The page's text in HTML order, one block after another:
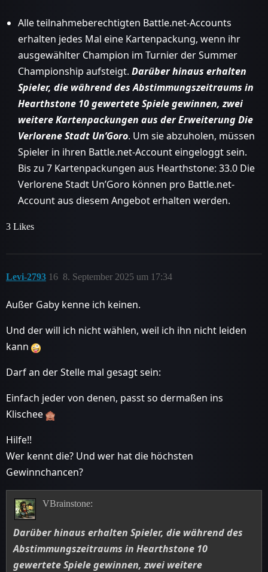
Alle teilnahmeberechtigten Battle.net-Accounts
erhalten jedes Mal eine Kartenpackung, wenn ihr
ausgewählter Champion im Turnier der Summer
Championship aufsteigt. Darüber hinaus erhalten
Spieler, die während des Abstimmungszeitraums in
Hearthstone 10 gewertete Spiele gewinnen, zwei
weitere Kartenpackungen aus der Erweiterung Die
Verlorene Stadt Un’Goro. Um sie abzuholen, müssen
Spieler in ihren Battle.net-Account eingeloggt sein.
Bis zu 7 Kartenpackungen aus Hearthstone: 33.0 Die
Verlorene Stadt Un’Goro können pro Battle.net-
Account aus diesem Angebot erhalten werden.
3 Likes
Levi-2793 8. September 2025 um 17:34
16
Außer Gaby kenne ich keinen.
Und der will ich nicht wählen, weil ich ihn nicht leiden
kann
Darf an der Stelle mal gesagt sein:
Einfach jeder von denen, passt so dermaßen ins
Klischee
Hilfe!!
Wer kennt die? Und wer hat die höchsten
Gewinnchancen?
VBrainstone:
Darüber hinaus erhalten Spieler, die während des
Abstimmungszeitraums in Hearthstone 10
gewertete Spiele gewinnen, zwei weitere